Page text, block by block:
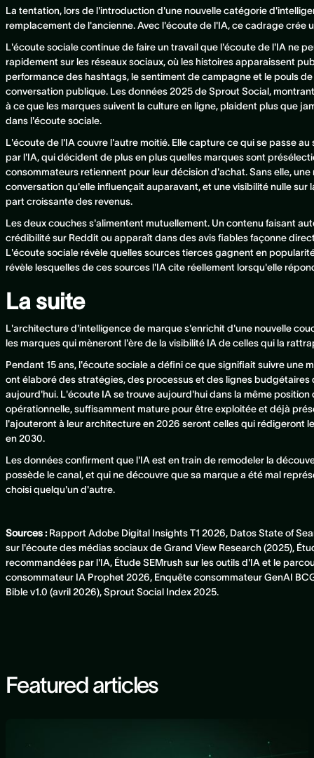
La tentation, lors de l'introduction d'une nouvelle catégorie
remplacement de l'ancienne. Avec l'écoute de l'IA, ce cadrage crée
L'écoute sociale continue de faire un travail que l'écoute de l'IA ne
rapidement sur les réseaux sociaux, où les histoires apparaissent
performance des hashtags, le sentiment de campagne et le pouls
conversation publique. Les données 2025 de Sprout Social,
à ce que les marques suivent la culture en ligne, plaident plus que
dans l'écoute sociale.
L'écoute de l'IA couvre l'autre moitié. Elle capture ce qui se passe
par l'IA, qui décident de plus en plus quelles marques sont
consommateurs retiennent pour leur décision d'achat. Sans elle,
conversation qu'elle influençait auparavant, et une visibilité nulle sur
part croissante des revenus.
Les deux couches s'alimentent mutuellement. Un contenu faisant
crédibilité sur Reddit ou apparaît dans des avis fiables façonne
L'écoute sociale révèle quelles sources tierces gagnent en
révèle lesquelles de ces sources l'IA cite réellement lorsqu'elle
La suite
L'architecture d'intelligence de marque s'enrichit d'une nouvelle
les marques qui mèneront l'ère de la visibilité IA de celles qui la
Pendant 15 ans, l'écoute sociale a défini ce que signifiait suivre une
ont élaboré des stratégies, des processus et des lignes
aujourd'hui. L'écoute IA se trouve aujourd'hui dans la même position
opérationnelle, suffisamment mature pour être exploitée et déjà
l'ajouteront à leur architecture en 2026 seront celles qui rédigeront
en 2030.
Les données confirment que l'IA est en train de remodeler la
possède le canal, et qui ne découvre que sa marque a été mal
choisi quelqu'un d'autre.
Sources : Rapport Adobe Digital Insights T1 2026, Datos State of
sur l'écoute des médias sociaux de Grand View Research (2025),
recommandées par l'IA, Étude SEMrush sur les outils d'IA et le
consommateur IA Prophet 2026, Enquête consommateur GenAI
Bible v1.0 (avril 2026), Sprout Social Index 2025.
Featured articles